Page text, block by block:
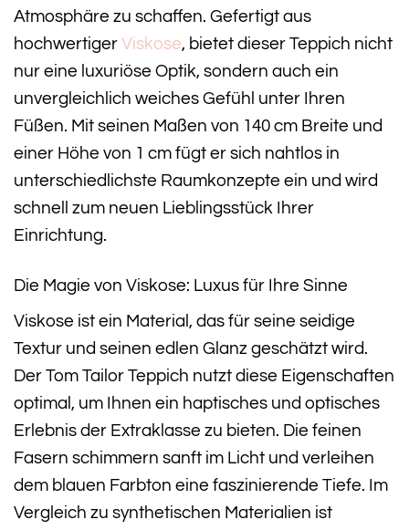
Atmosphäre zu schaffen. Gefertigt aus
hochwertiger Viskose, bietet dieser Teppich nicht
nur eine luxuriöse Optik, sondern auch ein
unvergleichlich weiches Gefühl unter Ihren
Füßen. Mit seinen Maßen von 140 cm Breite und
einer Höhe von 1 cm fügt er sich nahtlos in
unterschiedlichste Raumkonzepte ein und wird
schnell zum neuen Lieblingsstück Ihrer
Einrichtung.
Die Magie von Viskose: Luxus für Ihre Sinne
Viskose ist ein Material, das für seine seidige
Textur und seinen edlen Glanz geschätzt wird.
Der Tom Tailor Teppich nutzt diese Eigenschaften
optimal, um Ihnen ein haptisches und optisches
Erlebnis der Extraklasse zu bieten. Die feinen
Fasern schimmern sanft im Licht und verleihen
dem blauen Farbton eine faszinierende Tiefe. Im
Vergleich zu synthetischen Materialien ist